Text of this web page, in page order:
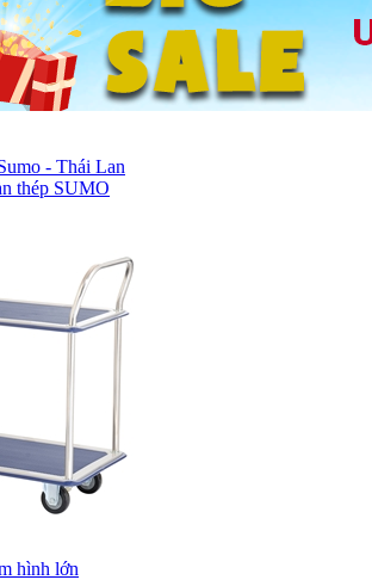
- Thái Lan
thép SUMO
hình lớn